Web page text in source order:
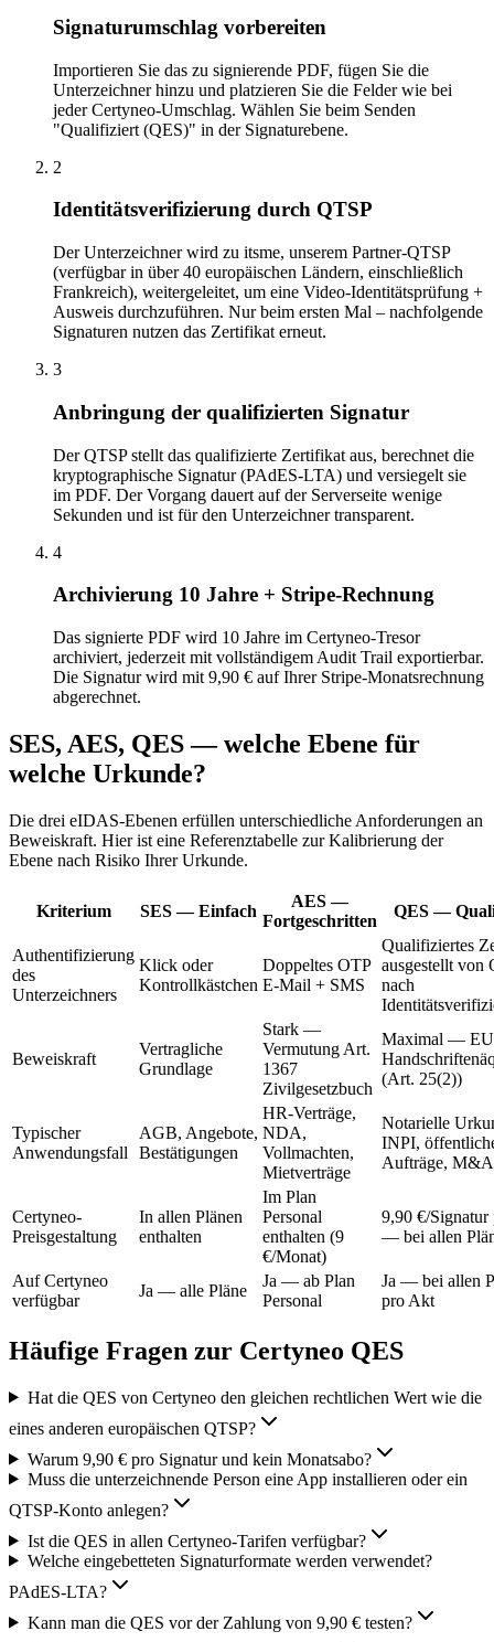
Signaturumschlag vorbereiten
Importieren Sie das zu signierende PDF, fügen Sie die
Unterzeichner hinzu und platzieren Sie die Felder wie bei
jeder Certyneo-Umschlag. Wählen Sie beim Senden
"Qualifiziert (QES)" in der Signaturebene.
2
Identitätsverifizierung durch QTSP
Der Unterzeichner wird zu itsme, unserem Partner-QTSP
(verfügbar in über 40 europäischen Ländern, einschließlich
Frankreich), weitergeleitet, um eine Video-Identitätsprüfung +
Ausweis durchzuführen. Nur beim ersten Mal – nachfolgende
Signaturen nutzen das Zertifikat erneut.
3
Anbringung der qualifizierten Signatur
Der QTSP stellt das qualifizierte Zertifikat aus, berechnet die
kryptographische Signatur (PAdES-LTA) und versiegelt sie
im PDF. Der Vorgang dauert auf der Serverseite wenige
Sekunden und ist für den Unterzeichner transparent.
4
Archivierung 10 Jahre + Stripe-Rechnung
Das signierte PDF wird 10 Jahre im Certyneo-Tresor
archiviert, jederzeit mit vollständigem Audit Trail exportierbar.
Die Signatur wird mit 9,90 € auf Ihrer Stripe-Monatsrechnung
abgerechnet.
SES, AES, QES — welche Ebene für
welche Urkunde?
Die drei eIDAS-Ebenen erfüllen unterschiedliche Anforderungen an
Beweiskraft. Hier ist eine Referenztabelle zur Kalibrierung der
Ebene nach Risiko Ihrer Urkunde.
Kriterium SES — Einfach
AES —
Fortgeschritten
QES —
Authentifizierung
des
Unterzeichners
Klick oder
Kontrollkästchen
Doppeltes OTP
E-Mail + SMS
Qualifiziertes
ausgestellt von
nach
Beweiskraft
Vertragliche
Grundlage
Stark —
Vermutung Art.
1367
Zivilgesetzbuch
Maximal —
(Art. 25(2))
Typischer
Anwendungsfall
AGB, Angebote,
Bestätigungen
HR-Verträge,
NDA,
Vollmachten,
Mietverträge
Notarielle
INPI,
Aufträge, M&A
Certyneo-
Preisgestaltung
In allen Plänen
enthalten
Im Plan
Personal
enthalten (9
€/Monat)
9,90 €/
— bei allen
Auf Certyneo
verfügbar
Ja — alle Pläne
Ja — ab Plan
Personal
Ja — bei allen
pro Akt
Häufige Fragen zur Certyneo QES
Hat die QES von Certyneo den gleichen rechtlichen Wert wie die
eines anderen europäischen QTSP?
Warum 9,90 € pro Signatur und kein Monatsabo?
Muss die unterzeichnende Person eine App installieren oder ein
QTSP-Konto anlegen?
Ist die QES in allen Certyneo-Tarifen verfügbar?
Welche eingebetteten Signaturformate werden verwendet?
PAdES-LTA?
Kann man die QES vor der Zahlung von 9,90 € testen?